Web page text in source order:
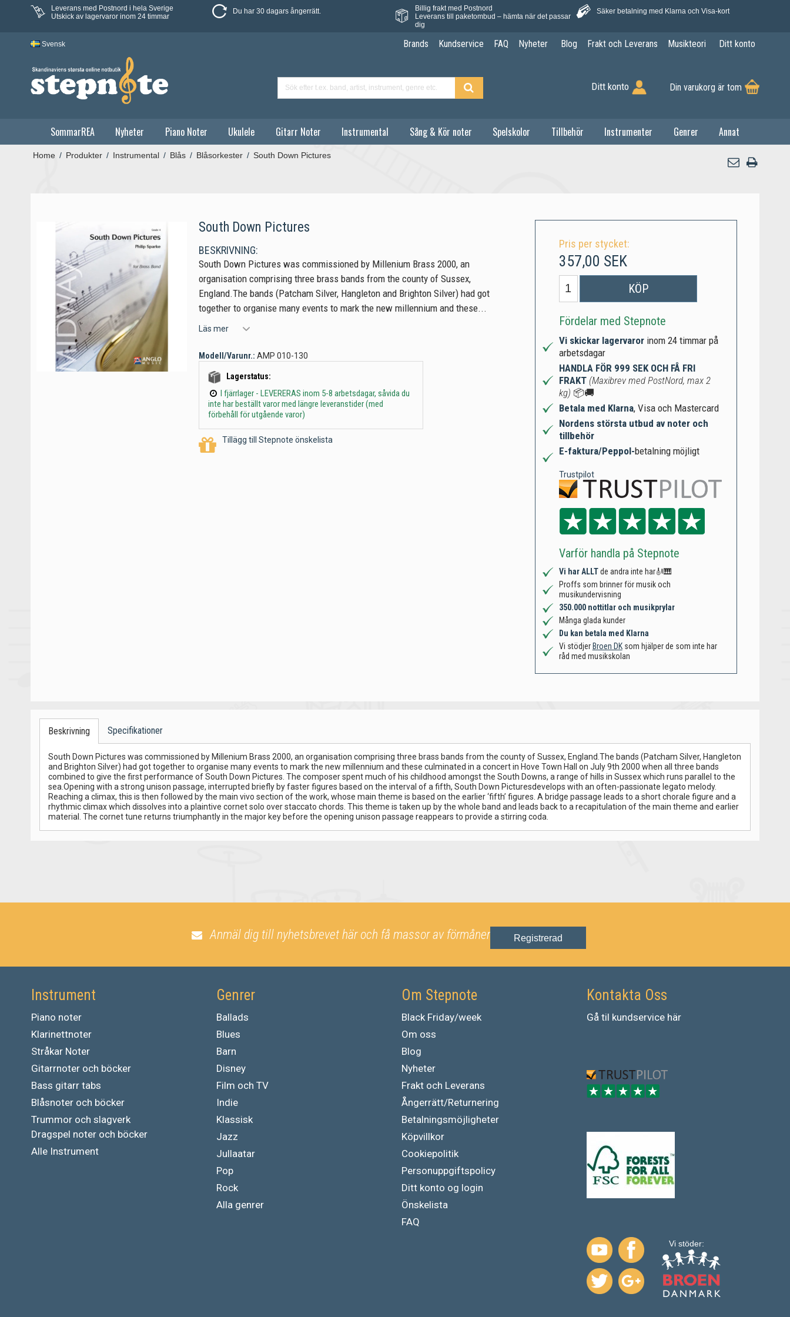
Leverans med Postnord i hela Sverige
Utskick av lagervaror inom 24 timmar
Du har 30 dagars ångerrätt.
Billig frakt med Postnord
Leverans till paketombud – hämta när det passar
dig
Säker betalning med Klarna och Visa-kort
Svensk Brands Kundservice FAQ Nyheter Blog Frakt och Leverans Musikteori Ditt konto
Ditt konto Din varukorg är tom
SommarREA Nyheter Piano Noter Ukulele Gitarr Noter Instrumental Sång & Kör noter Spelskolor Tillbehör Instrumenter Genrer Annat
Home / Produkter / Instrumental / Blås / Blåsorkester / South Down Pictures
South Down Pictures
BESKRIVNING:
South Down Pictures was commissioned by Millenium Brass 2000, an
organisation comprising three brass bands from the county of Sussex,
England.The bands (Patcham Silver, Hangleton and Brighton Silver) had got
together to organise many events to mark the new millennium and these...
Läs mer
Modell/Varunr.: AMP 010-130
Lagerstatus:
I fjärrlager - LEVERERAS inom 5-8 arbetsdagar, såvida du
inte har beställt varor med längre leveranstider (med
förbehåll för utgående varor)
Tillägg till Stepnote önskelista
Pris per stycket:
357,00 SEK
KÖP
Fördelar med Stepnote
Vi skickar lagervaror inom 24 timmar på
arbetsdagar
HANDLA FÖR 999 SEK OCH FÅ FRI
FRAKT (Maxibrev med PostNord, max 2
kg) 📦🚚
Betala med Klarna, Visa och Mastercard
Nordens största utbud av noter och
tillbehör
E-faktura/Peppol-betalning möjligt
Trustpilot
Varför handla på Stepnote
Vi har ALLTde andra inte har🎻🎹
Proffs som brinner för musik och
musikundervisning
350.000 nottitlar och musikprylar
Många glada kunder
Du kan betala med Klarna
Vi stödjer Broen DKsom hjälper de som inte har
råd med musikskolan
Beskrivning Specifikationer
South Down Pictures was commissioned by Millenium Brass 2000, an organisation comprising three brass bands from the county of Sussex, England.The bands (Patcham Silver, Hangleton
and Brighton Silver) had got together to organise many events to mark the new millennium and these culminated in a concert in Hove Town Hall on July 9th 2000 when all three bands
combined to give the first performance of South Down Pictures. The composer spent much of his childhood amongst the South Downs, a range of hills in Sussex which runs parallel to the
sea.Opening with a strong unison passage, interrupted briefly by faster figures based on the interval of a fifth, South Down Picturesdevelops with an often-passionate legato melody.
Reaching a climax, this is then followed by the main vivo section of the work, whose main theme is based on the earlier ‘fifth’ figures. A bridge passage leads to a short chorale figure and a
rhythmic climax which dissolves into a plaintive cornet solo over staccato chords. This theme is taken up by the whole band and leads back to a recapitulation of the main theme and earlier
material. The cornet tune returns triumphantly in the major key before the opening unison passage reappears to provide a stirring coda.
Anmäl dig till nyhetsbrevet här och få massor av förmåner Registrerad
Instrument
Piano noter
Klarinettnoter
Stråkar Noter
Gitarrnoter och böcker
Bass gitarr tabs
Blåsnoter och böcker
Trummor och slagverk
Dragspel noter och böcker
Alle Instrument
Genrer
Ballads
Blues
Barn
Disney
Film och TV
Indie
Klassisk
Jazz
Jullaatar
Pop
Rock
Alla genrer
Om Stepnote
Black Friday/week
Om oss
Blog
Nyheter
Frakt och Leverans
Ångerrätt/Returnering
Betalningsmöjligheter
Köpvillkor
Cookiepolitik
Personuppgiftspolicy
Ditt konto og login
Önskelista
FAQ
Kontakta Oss
Gå til kundservice här
Vi stöder: